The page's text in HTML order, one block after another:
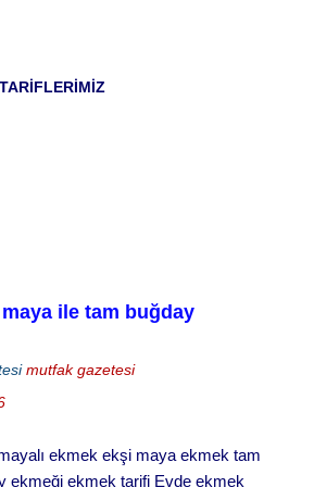
ile tam buğday
mutfak gazetesi
ekmek ekşi maya ekmek tam
ekmeği ekmek tarifi Evde ekmek